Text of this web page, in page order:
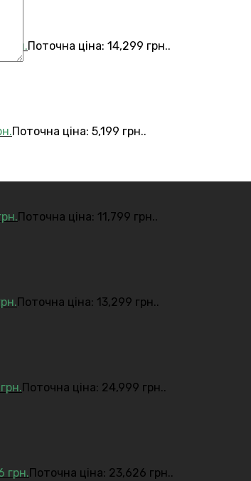
грн.Поточна ціна: 14,299 грн..
Поточна ціна: 5,199 грн..
Поточна ціна: 11,799 грн..
Поточна ціна: 13,299 грн..
грн. Поточна ціна: 24,999 грн..
грн.Поточна ціна: 23,626 грн..